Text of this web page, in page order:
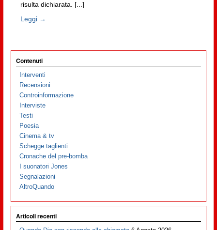
risulta dichiarata. [...]
Leggi →
Contenuti
Interventi
Recensioni
Controinformazione
Interviste
Testi
Poesia
Cinema & tv
Schegge taglienti
Cronache del pre-bomba
I suonatori Jones
Segnalazioni
AltroQuando
Articoli recenti